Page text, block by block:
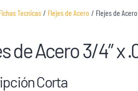
Tecnicas / Flejes de Acero / Flejes de Acero
de Acero 3/4″ x
Corta